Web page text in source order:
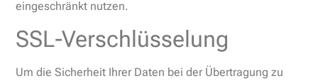
eingeschränkt nutzen.
SSL-Verschlüsselung
Um die Sicherheit Ihrer Daten bei der Übertragung zu